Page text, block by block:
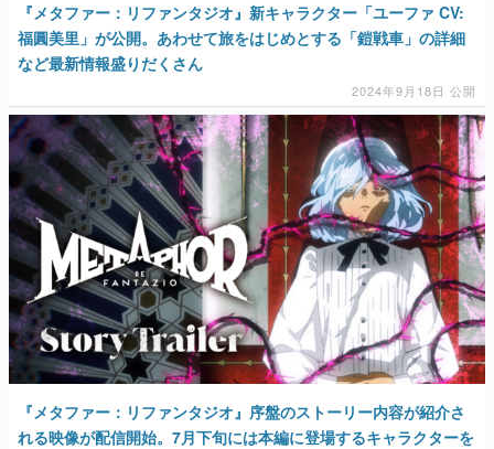
『メタファー：リファンタジオ』新キャラクター「ユーファ CV:
福圓美里」が公開。あわせて旅をはじめとする「鎧戦車」の詳細
など最新情報盛りだくさん
2024年9月18日 公開
『メタファー：リファンタジオ』序盤のストーリー内容が紹介さ
れる映像が配信開始。7月下旬には本編に登場するキャラクターを